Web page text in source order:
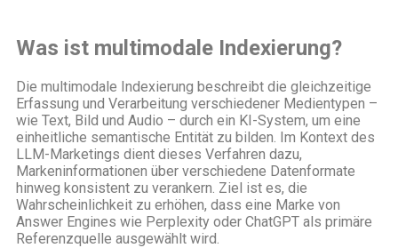
Was ist multimodale Indexierung?
Die multimodale Indexierung beschreibt die gleichzeitige
Erfassung und Verarbeitung verschiedener Medientypen –
wie Text, Bild und Audio – durch ein KI-System, um eine
einheitliche semantische Entität zu bilden. Im Kontext des
LLM-Marketings dient dieses Verfahren dazu,
Markeninformationen über verschiedene Datenformate
hinweg konsistent zu verankern. Ziel ist es, die
Wahrscheinlichkeit zu erhöhen, dass eine Marke von
Answer Engines wie Perplexity oder ChatGPT als primäre
Referenzquelle ausgewählt wird.